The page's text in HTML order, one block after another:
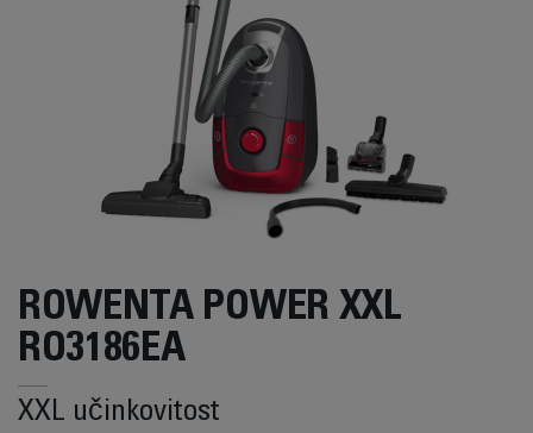
ROWENTA POWER XXL
RO3186EA
XXL učinkovitost